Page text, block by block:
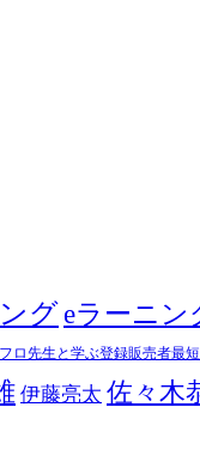
グ eラーニ
ロ先生と学ぶ登録販売者最
伊藤亮太 佐々木